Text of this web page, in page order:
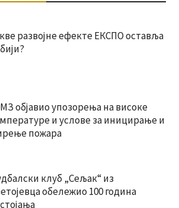
развојне ефекте ЕКСПО оставља
објавио упозорења на високе
и услове за иницирање и
пожара
клуб „Сељак“ из
обележио 100 година